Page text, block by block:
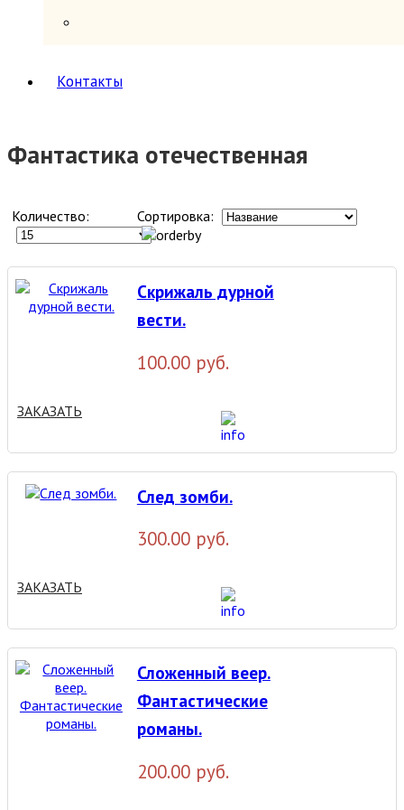
Контакты
Фантастика отечественная
Количество: Сортировка:
Скрижаль дурной
вести.
100.00 руб.
ЗАКАЗАТЬ
След зомби.
300.00 руб.
ЗАКАЗАТЬ
Сложенный веер.
Фантастические
романы.
200.00 руб.